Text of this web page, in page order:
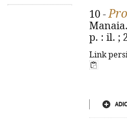
10 -
p. : il. ;
Link